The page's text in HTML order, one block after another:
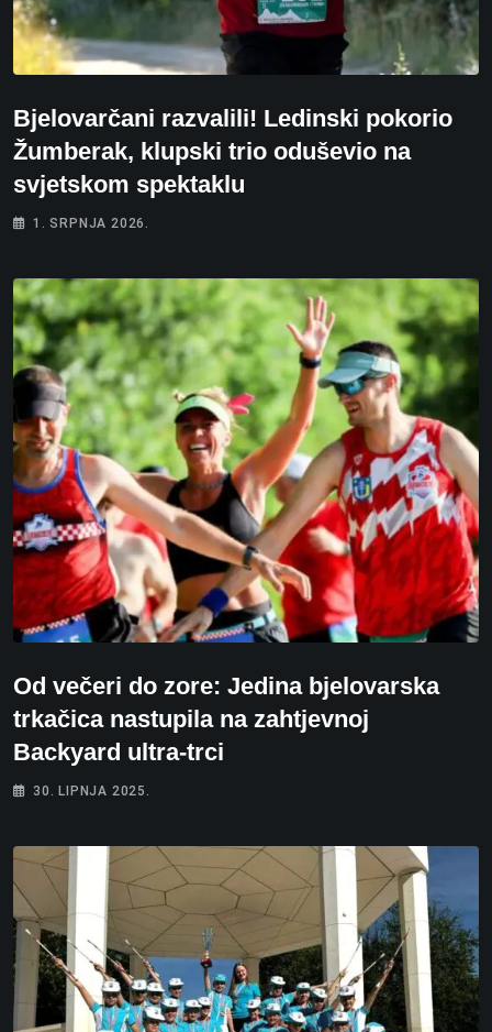
Bjelovarčani razvalili! Ledinski pokorio
Žumberak, klupski trio oduševio na
svjetskom spektaklu
1. SRPNJA 2026.
Od večeri do zore: Jedina bjelovarska
trkačica nastupila na zahtjevnoj
Backyard ultra-trci
30. LIPNJA 2025.